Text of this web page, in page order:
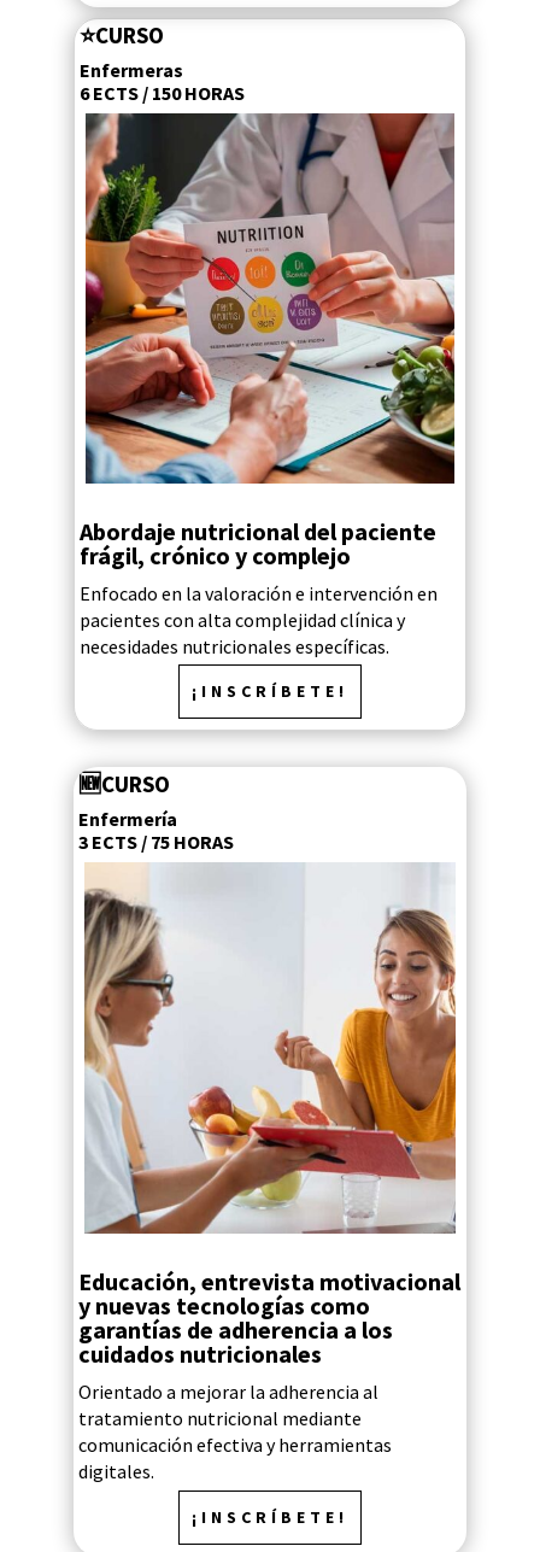
⭐CURSO
Enfermeras
6 ECTS / 150 HORAS
Abordaje nutricional del paciente
frágil, crónico y complejo
Enfocado en la valoración e intervención en
pacientes con alta complejidad clínica y
necesidades nutricionales específicas.
¡INSCRÍBETE!
🆕CURSO
Enfermería
3 ECTS / 75 HORAS
Educación, entrevista motivacional
y nuevas tecnologías como
garantías de adherencia a los
cuidados nutricionales
Orientado a mejorar la adherencia al
tratamiento nutricional mediante
comunicación efectiva y herramientas
digitales.
¡INSCRÍBETE!